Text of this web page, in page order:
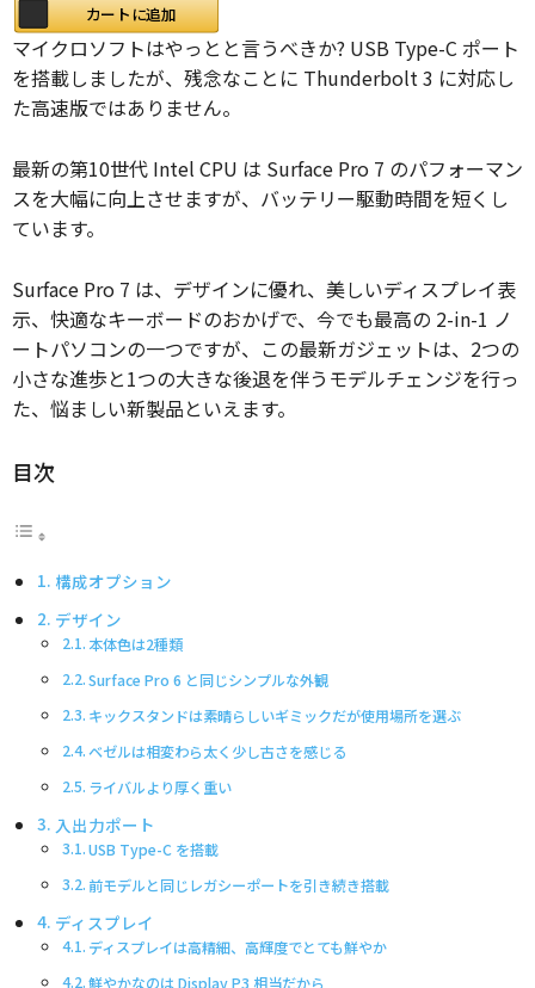
カートに追加
マイクロソフトはやっとと言うべきか? USB Type-C ポート
を搭載しましたが、残念なことに Thunderbolt 3 に対応し
た高速版ではありません。
最新の第10世代 Intel CPU は Surface Pro 7 のパフォーマン
スを大幅に向上させますが、バッテリー駆動時間を短くし
ています。
Surface Pro 7 は、デザインに優れ、美しいディスプレイ表
示、快適なキーボードのおかげで、今でも最高の 2-in-1 ノ
ートパソコンの一つですが、この最新ガジェットは、2つの
小さな進歩と1つの大きな後退を伴うモデルチェンジを行っ
た、悩ましい新製品といえます。
目次
構成オプション
デザイン
本体色は2種類
Surface Pro 6 と同じシンプルな外観
キックスタンドは素晴らしいギミックだが使用場所を選ぶ
ベゼルは相変わら太く少し古さを感じる
ライバルより厚く重い
入出力ポート
USB Type-C を搭載
前モデルと同じレガシーポートを引き続き搭載
ディスプレイ
ディスプレイは高精細、高輝度でとても鮮やか
鮮やかなのは Display P3 相当だから